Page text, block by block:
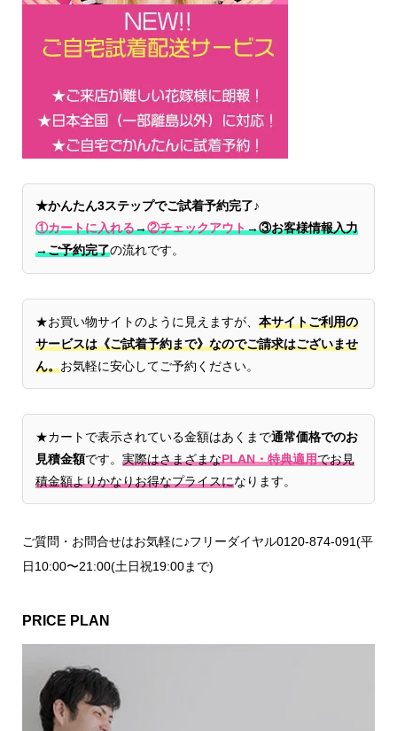
★かんたん3ステップでご試着予約完了♪
①カートに入れる→②チェックアウト→③お客様情報入力
→ご予約完了の流れです。
★お買い物サイトのように見えますが、 本サイトご利用の
サービスは《ご試着予約まで》なのでご請求はございませ
ん。お気軽に安心してご予約ください。
★カートで表示されている金額はあくまで通常価格でのお
見積金額です。 実際はさまざまなPLAN・特典適用でお見
積金額よりかなりお得なプライスになります。
ご質問・お問合せはお気軽に♪フリーダイヤル0120-874-091(平
日10:00〜21:00(土日祝19:00まで)
PRICE PLAN